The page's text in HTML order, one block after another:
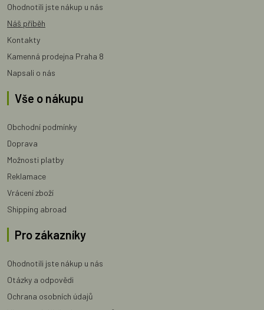
Ohodnotili jste nákup u nás
Náš příběh
Kontakty
Kamenná prodejna Praha 8
Napsali o nás
Vše o nákupu
Obchodní podmínky
Doprava
Možnosti platby
Reklamace
Vrácení zboží
Shipping abroad
Pro zákazníky
Ohodnotili jste nákup u nás
Otázky a odpovědi
Ochrana osobních údajů